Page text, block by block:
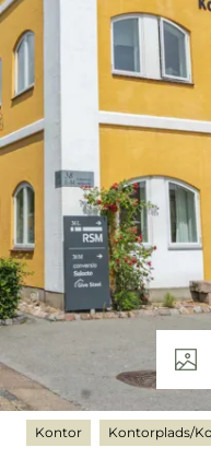
Kontor Kontorplads/